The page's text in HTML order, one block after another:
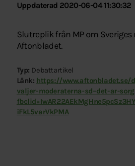
Uppdaterad 2020-06-04 11:30:32
Slutreplik från MP om
Aftonbladet.
Typ: Debattartikel
Länk: https://www.aftonbladet.se/
valjer-moderaterna-sd–det-ar-
iFkL5varVkPMA